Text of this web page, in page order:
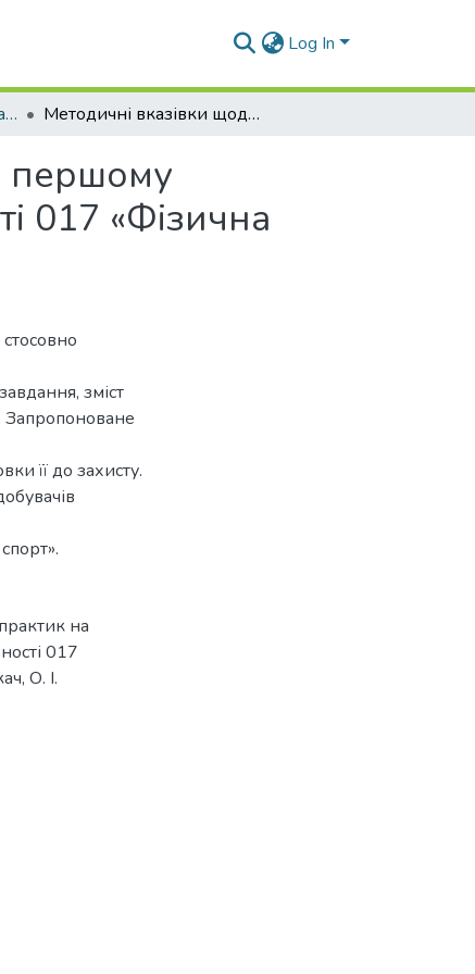
Log In
Навчально-методичні матеріали (ТООтаПС) Методичні вказівки щодо організації практик на першому (бакалаврському) рівні вищої освіти спеціальності 017 «Фізична культура і спорт»
першому
017 «Фізична
зміст
Запропоноване
її до захисту.
на
017
О. І.